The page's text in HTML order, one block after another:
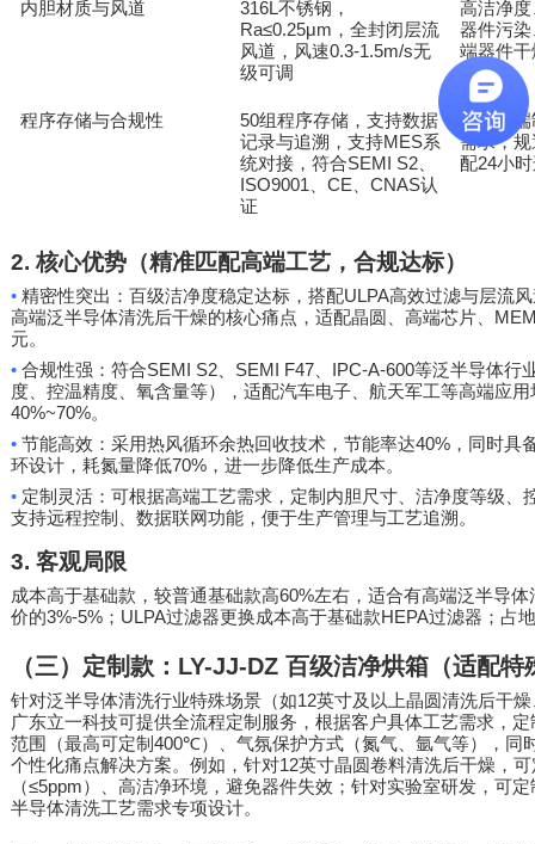
内胆材质与风道 316L不锈钢，
Ra≤0.25μm ，全封闭层流
风道，风速0.3-1.5m/s无
级可调
高洁净
器件污
端器件
程序存储与合规性 50组程序存储，支持数据
记录与追溯，支持MES系
统对接，符合SEMI S2、
ISO9001 CE CNAS认
证
满足高
需求，
配24小
2.核心优势（精准匹配高端工艺，合规达标）
• 精密性突出：百级洁净度稳定达标，搭配ULPA高效过滤与层流
高端泛半导体清洗后干燥的核心痛点，适配晶圆、高端芯片、
元。
• 合规性强：符合SEMI S2、 SEMI F47、 IPC-A-600等泛半导体行
度、控温精度、氧含量等），适配汽车电子、航天军工等高端应
40%~70%。
• 节能高效：采用热风循环余热回收技术，节能率达40%，同时具
环设计，耗氮量降低70%，进一步降低生产成本。
• 定制灵活：可根据高端工艺需求，定制内胆尺寸、洁净度等级、
支持远程控制、数据联网功能，便于生产管理与工艺追溯。
3. 客观局限
成本高于基础款，较普通基础款高60%左右，适合有高端泛半导
价的3%-5%； ULPA过滤器更换成本高于基础款HEPA过滤器；占
（三）定制款： LY-JJ-DZ 百级洁净烘箱（适配特
针对泛半导体清洗行业特殊场景（如12英寸及以上晶圆清洗后干燥
广东立一科技可提供全流程定制服务，根据客户具体工艺需求，
范围（最高可定制 400℃）、气氛保护方式（氮气、氩气等），同
个性化痛点解决方案。例如，针对12英寸晶圆卷料清洗后干燥，
（≤5ppm）、高洁净环境，避免器件失效；针对实验室研发，可
半导体清洗工艺需求专项设计。